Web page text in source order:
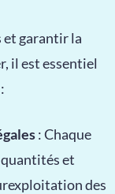
et garantir la
il est essentiel
: Chaque
et
des